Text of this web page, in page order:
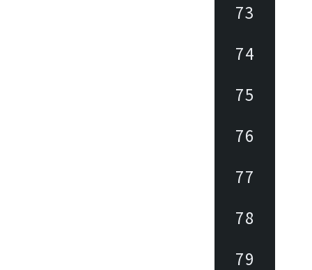
73
74
75
76
77
78
79